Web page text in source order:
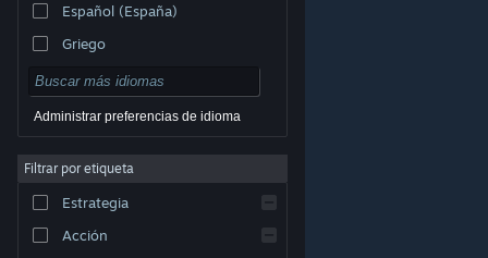
© Valve Corporation. Todos los derechos reservados.
Todas las marcas registradas pertenecen a sus
de Privacidad|Información legal
Acuerdo de Suscriptor a Steam
Cookies
Español (España)
Griego
Administrar preferencias de idioma
Filtrar por etiqueta
Estrategia
Acción